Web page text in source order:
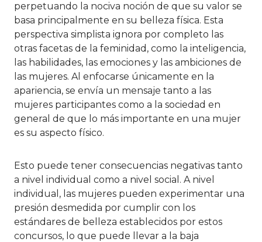
perpetuando la nociva noción de que su valor se
basa principalmente en su belleza física. Esta
perspectiva simplista ignora por completo las
otras facetas de la feminidad, como la inteligencia,
las habilidades, las emociones y las ambiciones de
las mujeres. Al enfocarse únicamente en la
apariencia, se envía un mensaje tanto a las
mujeres participantes como a la sociedad en
general de que lo más importante en una mujer
es su aspecto físico.
Esto puede tener consecuencias negativas tanto
a nivel individual como a nivel social. A nivel
individual, las mujeres pueden experimentar una
presión desmedida por cumplir con los
estándares de belleza establecidos por estos
concursos, lo que puede llevar a la baja